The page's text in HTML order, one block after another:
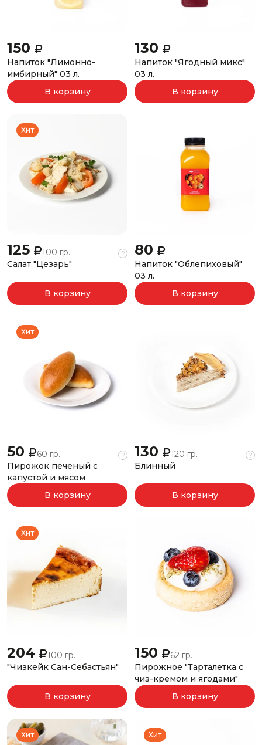
150
Напиток "Лимонно-
имбирный" 03 л.
В корзину
130
Напиток "Ягодный микс"
03 л.
В корзину
Хит
125 100 гр. ?
Салат "Цезарь"
В корзину
80
Напиток "Облепиховый"
03 л.
В корзину
Хит
50 60 гр. ?
Пирожок печеный с
капустой и мясом
В корзину
130 120 гр. ?
Блинный
В корзину
Хит
204
100 гр.
"Чизкейк Сан-Себастьян"
В корзину
150
62 гр.
Пирожное "Тарталетка с
чиз-кремом и ягодами"
В корзину
Хит Хит